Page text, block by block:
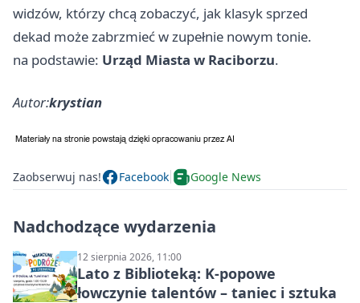
widzów, którzy chcą zobaczyć, jak klasyk sprzed
dekad może zabrzmieć w zupełnie nowym tonie.
na podstawie: Urząd Miasta w Raciborzu.
Autor:krystian
Zaobserwuj nas! Facebook Google News
Nadchodzące wydarzenia
12 sierpnia 2026, 11:00
Lato z Biblioteką: K-popowe
łowczynie talentów – taniec i sztuka